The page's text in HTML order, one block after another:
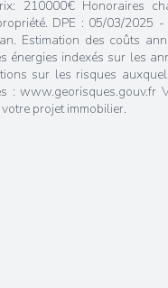
210000€ Honoraires
DPE : 05/03/2025
Estimation des coûts
énergies indexés sur les
sur les risques
: www.georisques.gouv.fr
projet immobilier.